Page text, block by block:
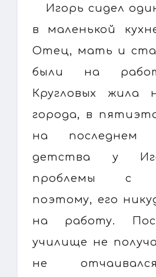
Игорь сидел
в маленькой
Отец, мать и
были на
Кругловых жила
города, в
на
детства у
проблемы с
поэтому, его
на работу.
училище не
не